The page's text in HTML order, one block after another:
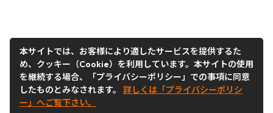
本サイトでは、お客様により適したサービスを提供するた
め、クッキー（Cookie）を利用しています。本サイトの使用
を継続する場合、「プライバシーポリシー」での事項に同意
したものとみなされます。 詳しくは「プライバシーポリシ
ー」へご覧下さい。